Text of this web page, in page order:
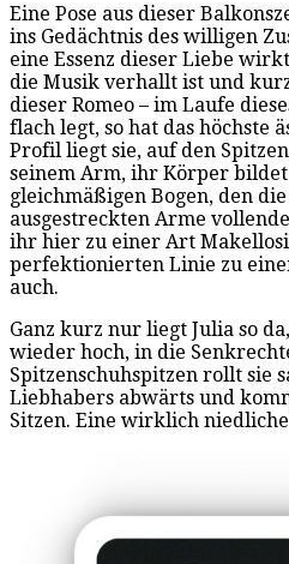
Eine Pose aus dieser
ins Gedächtnis des willigen
eine Essenz dieser Liebe
die Musik verhallt ist und
dieser Romeo – im Laufe
flach legt, so hat das höchste
Profil liegt sie, auf den
seinem Arm, ihr Körper
gleichmäßigen Bogen, den
ausgestreckten Arme
ihr hier zu einer Art
perfektionierten Linie zu
auch.
Ganz kurz nur liegt Julia so
wieder hoch, in die
Spitzenschuhspitzen rollt sie
Liebhabers abwärts und
Sitzen. Eine wirklich